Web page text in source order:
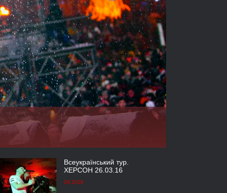
Всеукраїнський тур.
ХЕРСОН 26.03.16
04.2016